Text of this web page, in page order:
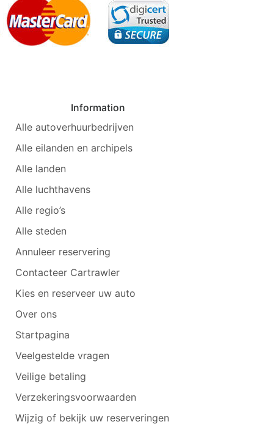
Information
Alle autoverhuurbedrijven
Alle eilanden en archipels
Alle landen
Alle luchthavens
Alle regio’s
Alle steden
Annuleer reservering
Contacteer Cartrawler
Kies en reserveer uw auto
Over ons
Startpagina
Veelgestelde vragen
Veilige betaling
Verzekeringsvoorwaarden
Wijzig of bekijk uw reserveringen